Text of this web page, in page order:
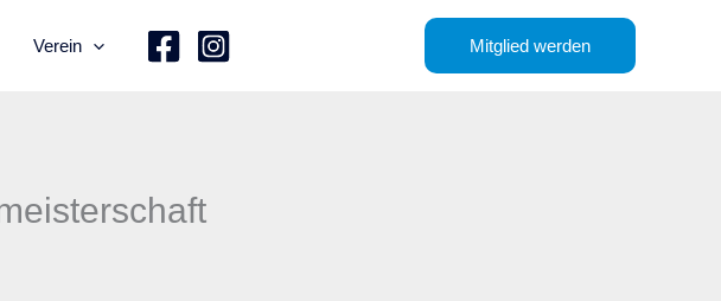
Verein Mitglied werden